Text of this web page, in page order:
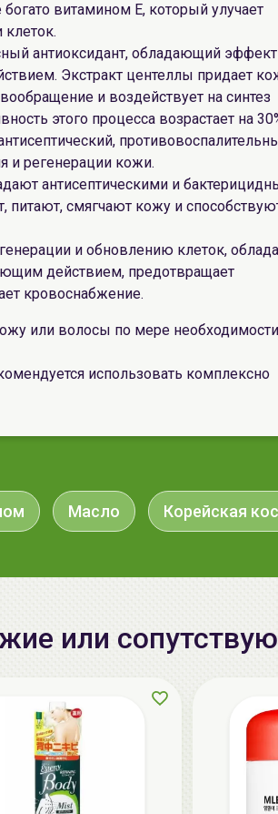
витамином E, который улучает
клеток.
антиоксидант, обладающий
Экстракт центеллы придает
и воздействует на синтез
этого процесса возрастает на
и регенерации кожи.
антисептическими и
питают, смягчают кожу и
и обновлению клеток,
действием, предотвращает
кровоснабжение.
или волосы по мере
использовать комплексно
Масло Корейская
или